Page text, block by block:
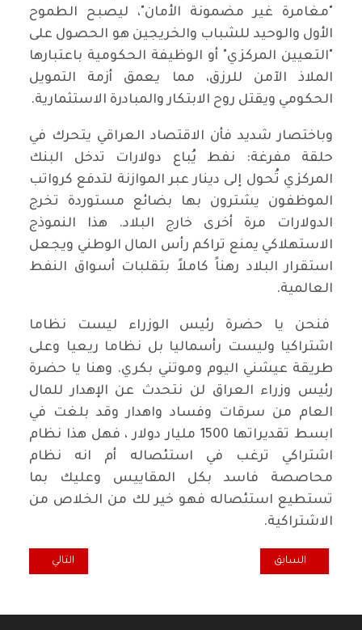
"مغامرة غير مضمونة الأمان"، ليصبح الطموح
الأول والوحيد للشباب والخريجين هو الحصول على
"التعيين المركزي" أو الوظيفة الحكومية باعتبارها
الملاذ الآمن للرزق، مما يعمق أزمة التمويل
الحكومي ويقتل روح الابتكار والمبادرة الاستثمارية.
​وباختصار شديد فأن الاقتصاد العراقي يتحرك في
حلقة مفرغة: نفط يُباع دولارات تدخل البنك
المركزي تُحول إلى دينار عبر الموازنة لتدفع كرواتب
الموظفون يشترون بها بضائع مستوردة تخرج
الدولارات مرة أخرى خارج البلاد. هذا النموذج
الاستهلاكي يمنع تراكم رأس المال الوطني ويجعل
استقرار البلاد رهناً كاملاً بتقلبات أسواق النفط
العالمية.
فنحن يا حضرة رئيس الوزراء ليست نظاما
اشتراكيا وليست رأسماليا بل نظاما ريعيا وعلى
طريقة عيشني اليوم وموتني بكري. وهنا يا حضرة
رئيس وزراء العراق لن نتحدث عن الإهدار للمال
العام من سرقات وفساد واهدار وقد بلغت في
ابسط تقديراتها 1500 مليار دولار ، فهل هذا نظام
اشتراكي ترغب في استئصاله أم انه نظام
محاصصة فاسد بكل المقاييس وعليك بما
تستطيع استئصاله فهو خير لك من الخلاص من
الاشتراكية.
المقال السابق: قضايا النفط والغاز في منهاج الحكومة الجديدة (2026-2029) نصوص فضفاضة وإغفال المسائل الأساسية*
السابق المقال التالي:
التالي